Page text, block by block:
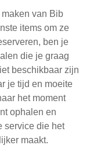
van Bib
items om ze
ben je
die je graag
beschikbaar zijn
je tijd en moeite
het moment
ophalen en
service die het
maakt.